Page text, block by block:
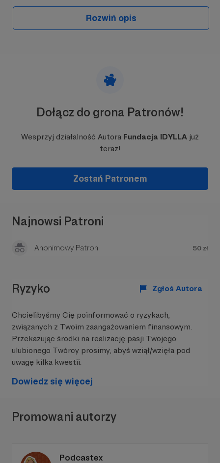
Rozwiń opis
Dołącz do grona Patronów!
Wesprzyj działalność Autora Fundacja IDYLLA już
teraz!
Zostań Patronem
Najnowsi Patroni
Anonimowy Patron 50 zł
Ryzyko Zgłoś Autora
Chcielibyśmy Cię poinformować o ryzykach,
związanych z Twoim zaangażowaniem finansowym.
Przekazując środki na realizację pasji Twojego
ulubionego Twórcy prosimy, abyś wziął/wzięła pod
uwagę kilka kwestii.
Dowiedz się więcej
Promowani autorzy
Podcastex